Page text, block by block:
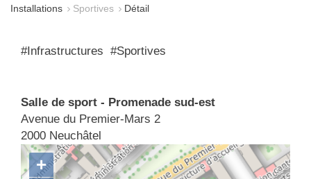
Installations Sportives Détail
#Infrastructures #Sportives
Salle de sport - Promenade sud-est
Avenue du Premier-Mars 2
2000 Neuchâtel
+